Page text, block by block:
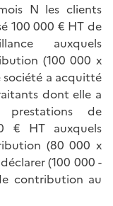
N les clients
100 000 € HT de
auxquels
(100 000 x
société a acquitté
dont elle a
de
€ HT auxquels
(80 000 x
(100 000 -
contribution au